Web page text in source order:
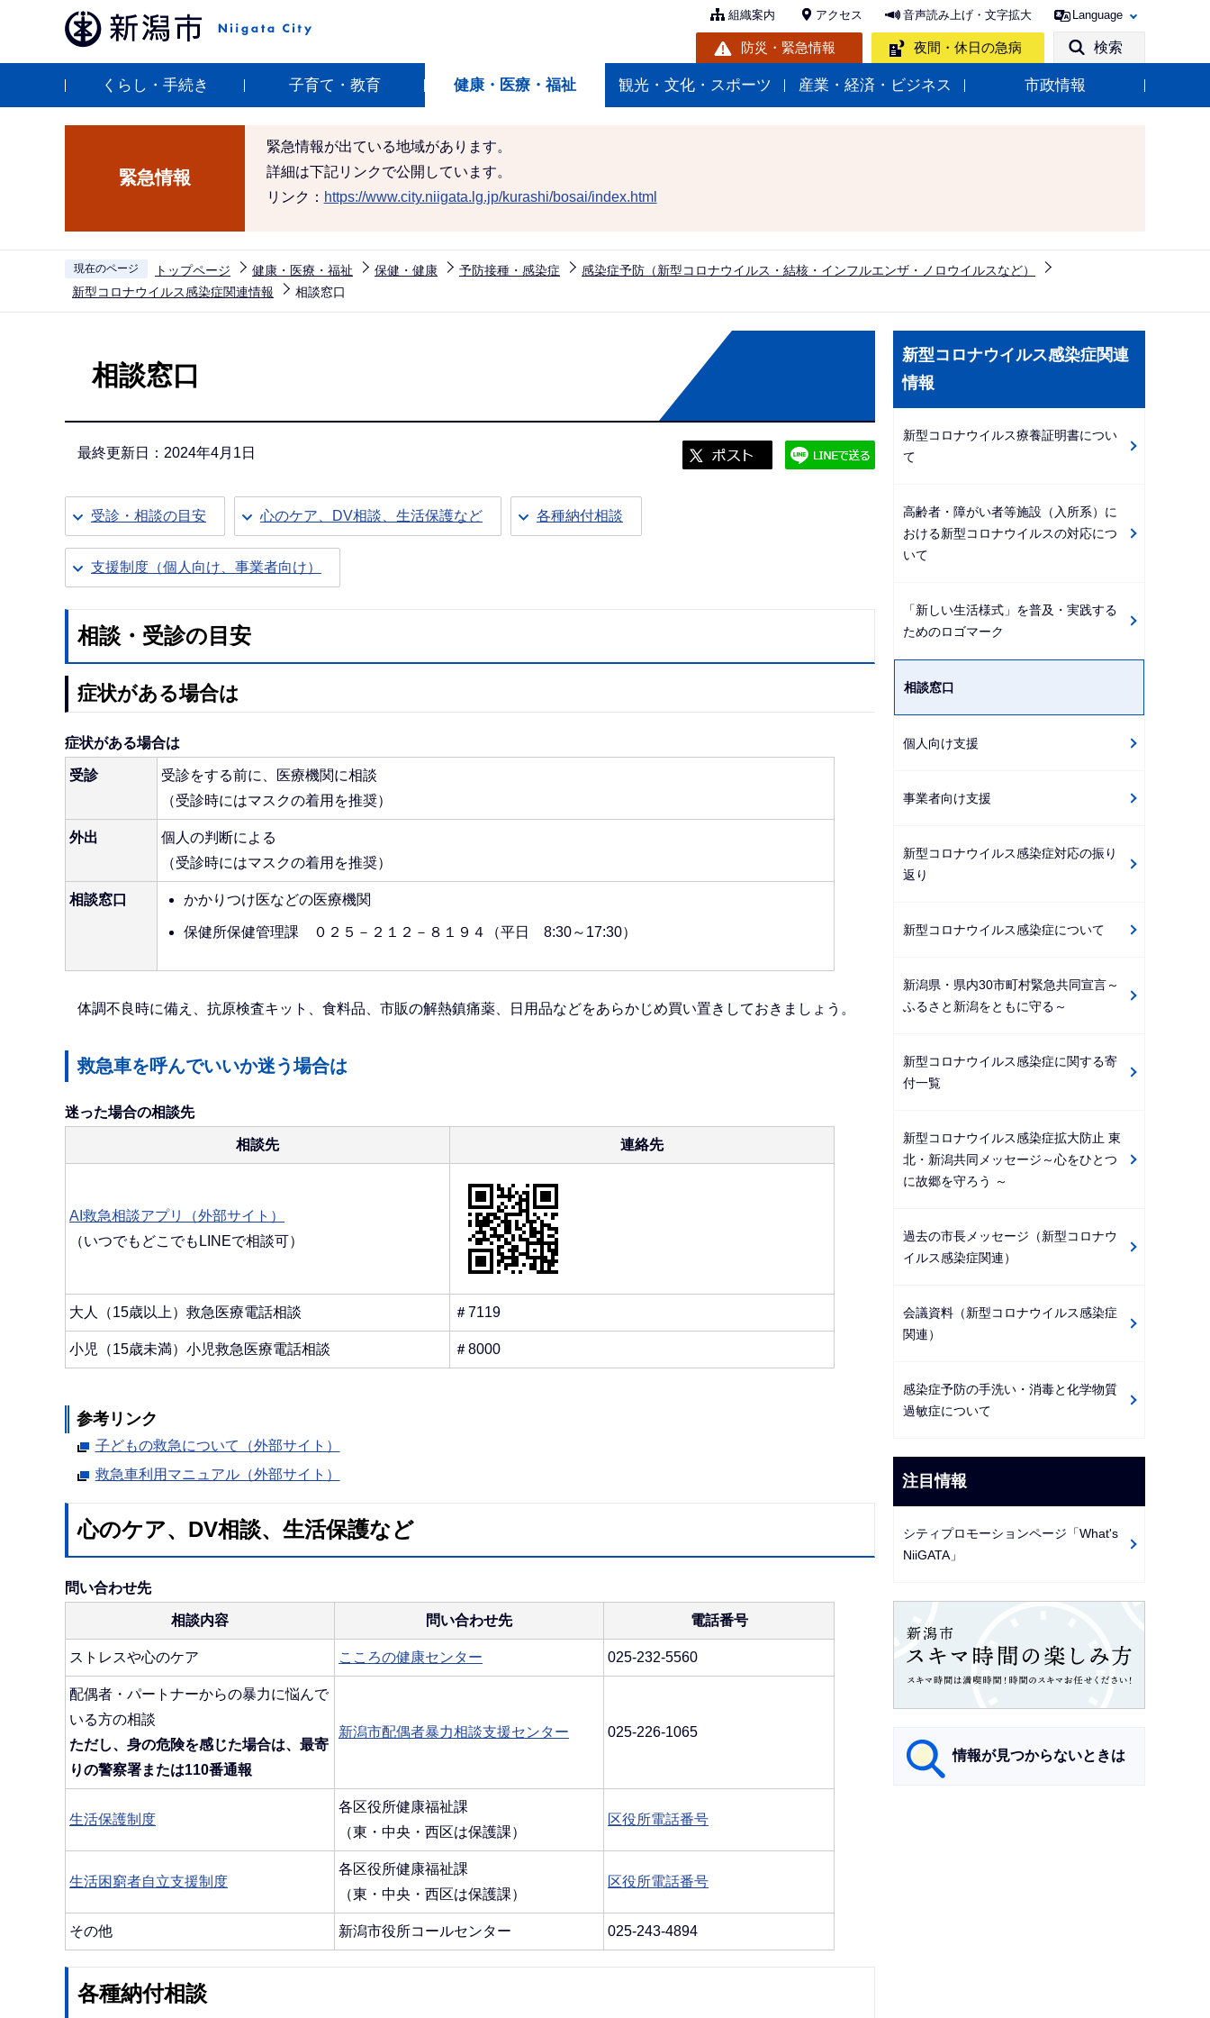
ペ
組織案内 アクセス 音声読み上げ・文字拡大 Language
防災・緊急情報 夜間・休日の急病 検索
くらし・手続き 子育て・教育 健康・医療・福祉 観光・文化・スポーツ 産業・経済・ビジネス 市政情報
緊急情報
緊急情報が出ている地域があります。
詳細は下記リンクで公開しています。
リンク： https://www.city.niigata.lg.jp/kurashi/bosai/index.html
現在のページ トップページ 健康・医療・福祉 保健・健康 予防接種・感染症
感染症予防（新型コロナウイルス・結核・インフルエンザ・ノロウイルスなど）
新型コロナウイルス感染症関連情報
相談窓口
相談窓口
最終更新日：2024年4月1日
受診・相談の目安 心のケア、DV相談、生活保護など 各種納付相談
支援制度（個人向け、事業者向け）
相談・受診の目安
症状がある場合は
症状がある場合は
受診
受診をする前に、医療機関に相談
（受診時にはマスクの着用を推奨）
外出
個人の判断による
（受診時にはマスクの着用を推奨）
相談窓口 かかりつけ医などの医療機関
保健所保健管理課 ０２５－２１２－８１９４（平日 8:30～17:30）
体調不良時に備え、抗原検査キット、食料品、市販の解熱鎮痛薬、日用品などをあらかじめ買い置きしておきましょう。
救急車を呼んでいいか迷う場合は
迷った場合の相談先
相談先 連絡先
AI救急相談アプリ（外部サイト）
（いつでもどこでもLINEで相談可）
大人（15歳以上）救急医療電話相談 ＃7119
小児（15歳未満）小児救急医療電話相談 ＃8000
参考リンク
子どもの救急について（外部サイト）
救急車利用マニュアル（外部サイト）
心のケア、DV相談、生活保護など
問い合わせ先
相談内容 問い合わせ先 電話番号
ストレスや心のケア こころの健康センター 025-232-5560
配偶者・パートナーからの暴力に悩んで
いる方の相談
ただし、身の危険を感じた場合は、最寄
りの警察署または110番通報
新潟市配偶者暴力相談支援センター 025-226-1065
生活保護制度
各区役所健康福祉課
（東・中央・西区は保護課）
区役所電話番号
生活困窮者自立支援制度
各区役所健康福祉課
（東・中央・西区は保護課）
区役所電話番号
その他 新潟市役所コールセンター 025-243-4894
各種納付相談
サ
ブ
ナ
ゲ
ョ
ン
新型コロナウイルス感染症関連
情報
新型コロナウイルス療養証明書につい
て
高齢者・障がい者等施設（入所系）に
おける新型コロナウイルスの対応につ
いて
「新しい生活様式」を普及・実践する
ためのロゴマーク
相談窓口
個人向け支援
事業者向け支援
新型コロナウイルス感染症対応の振り
返り
新型コロナウイルス感染症について
新潟県・県内30市町村緊急共同宣言～
ふるさと新潟をともに守る～
新型コロナウイルス感染症に関する寄
付一覧
新型コロナウイルス感染症拡大防止 東
北・新潟共同メッセージ～心をひとつ
に故郷を守ろう ～
過去の市長メッセージ（新型コロナウ
イルス感染症関連）
会議資料（新型コロナウイルス感染症
関連）
感染症予防の手洗い・消毒と化学物質
過敏症について
注目情報
シティプロモーションページ「What's
NiiGATA」
情報が見つからないときは